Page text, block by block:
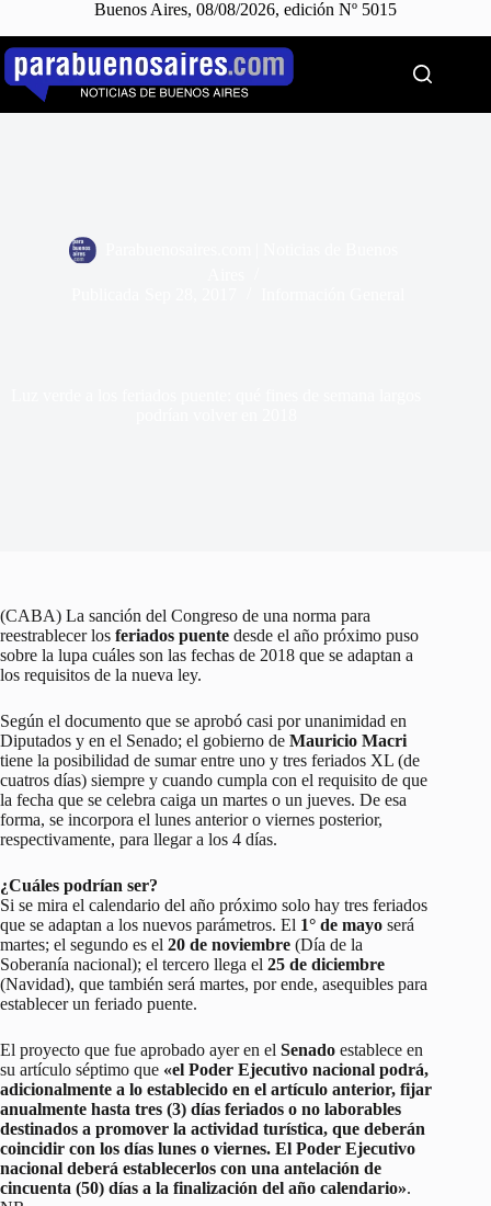
Buenos Aires, 08/08/2026, edición Nº 5015
Saltar
contenido
(CABA) La sanción del Congreso de una norma para
reestrablecer los feriados puente desde el año próximo puso
sobre la lupa cuáles son las fechas de 2018 que se adaptan a
los requisitos de la nueva ley.
Según el documento que se aprobó casi por unanimidad en
Diputados y en el Senado; el gobierno de Mauricio Macri
tiene la posibilidad de sumar entre uno y tres feriados XL (de
cuatros días) siempre y cuando cumpla con el requisito de que
la fecha que se celebra caiga un martes o un jueves. De esa
forma, se incorpora el lunes anterior o viernes posterior,
respectivamente, para llegar a los 4 días.
¿Cuáles podrían ser?
Si se mira el calendario del año próximo solo hay tres feriados
que se adaptan a los nuevos parámetros. El 1° de mayo será
martes; el segundo es el 20 de noviembre (Día de la
Soberanía nacional); el tercero llega el 25 de diciembre
(Navidad), que también será martes, por ende, asequibles para
establecer un feriado puente.
El proyecto que fue aprobado ayer en el Senado establece en
su artículo séptimo que «el Poder Ejecutivo nacional podrá,
adicionalmente a lo establecido en el artículo anterior, fijar
anualmente hasta tres (3) días feriados o no laborables
destinados a promover la actividad turística, que deberán
coincidir con los días lunes o viernes. El Poder Ejecutivo
nacional deberá establecerlos con una antelación de
cincuenta (50) días a la finalización del año calendario».